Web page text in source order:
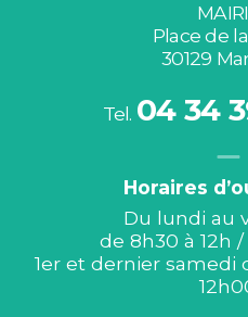
Place de
30129
Tel. 04 34
Horaires
Du lundi au
de 8h30 à 12h /
1er et dernier samedi